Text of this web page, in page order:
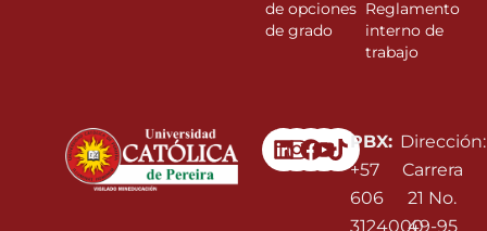
Linkedin
Instagram
Facebook
Youtube
PBX:
+57
606
3124000
Dirección:
Carrera
21 No.
49-95
de opciones
de grado
Reglamento
interno de
trabajo